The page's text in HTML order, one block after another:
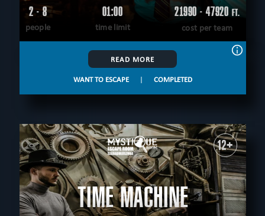
2 - 8
people
01:00
time limit
21990 - 47920 FT.
cost per team
READ MORE
WANT TO ESCAPE | COMPLETED
12+
TIME MACHINE